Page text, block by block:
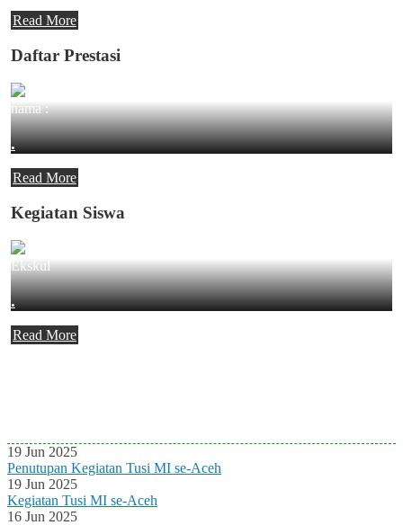
Read More
Daftar Prestasi
nama :
.
Read More
Kegiatan Siswa
Ekskul
.
Read More
19 Jun 2025
Penutupan Kegiatan Tusi MI se-Aceh
19 Jun 2025
Kegiatan Tusi MI se-Aceh
16 Jun 2025